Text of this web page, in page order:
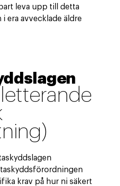
leva upp till detta
era avvecklade äldre
krav på hur ni säkert